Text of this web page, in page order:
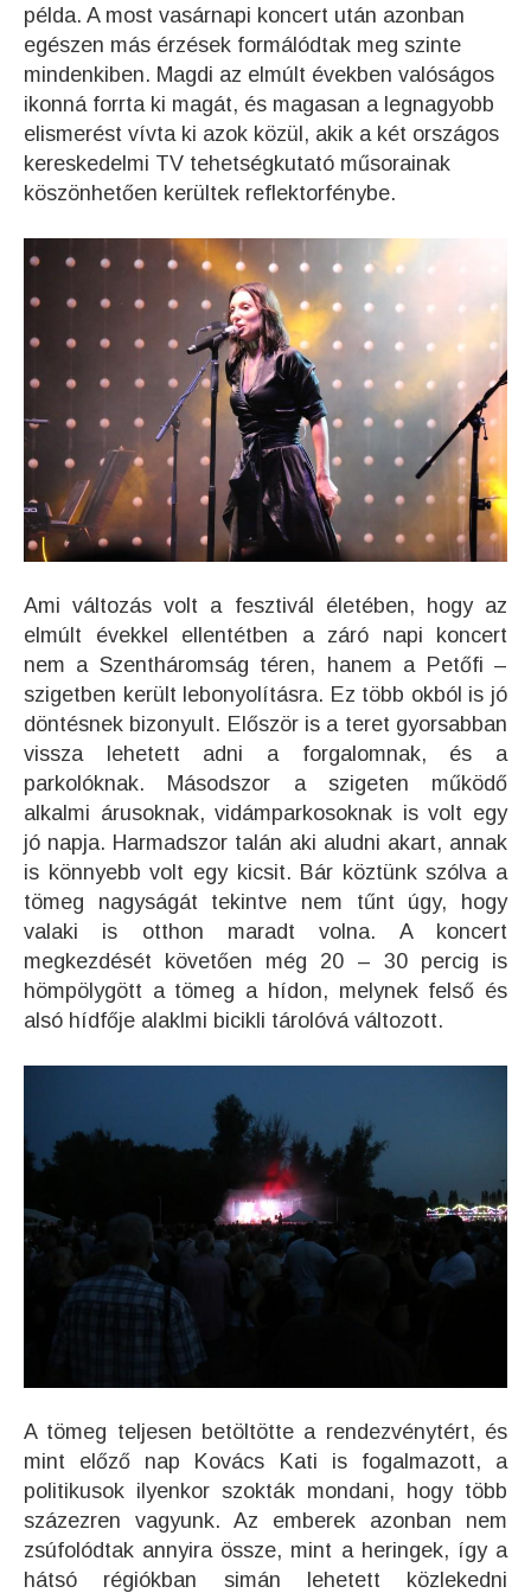
példa. A most vasárnapi koncert után azonban
egészen más érzések formálódtak meg szinte
mindenkiben. Magdi az elmúlt években valóságos
ikonná forrta ki magát, és magasan a legnagyobb
elismerést vívta ki azok közül, akik a két országos
kereskedelmi TV tehetségkutató műsorainak
köszönhetően kerültek reflektorfénybe.
Ami változás volt a fesztivál életében, hogy az
elmúlt évekkel ellentétben a záró napi koncert
nem a Szentháromság téren, hanem a Petőfi –
szigetben került lebonyolításra. Ez több okból is jó
döntésnek bizonyult. Először is a teret gyorsabban
vissza lehetett adni a forgalomnak, és a
parkolóknak. Másodszor a szigeten működő
alkalmi árusoknak, vidámparkosoknak is volt egy
jó napja. Harmadszor talán aki aludni akart, annak
is könnyebb volt egy kicsit. Bár köztünk szólva a
tömeg nagyságát tekintve nem tűnt úgy, hogy
valaki is otthon maradt volna. A koncert
megkezdését követően még 20 – 30 percig is
hömpölygött a tömeg a hídon, melynek felső és
alsó hídfője alaklmi bicikli tárolóvá változott.
A tömeg teljesen betöltötte a rendezvénytért, és
mint előző nap Kovács Kati is fogalmazott, a
politikusok ilyenkor szokták mondani, hogy több
százezren vagyunk. Az emberek azonban nem
zsúfolódtak annyira össze, mint a heringek, így a
hátsó régiókban simán lehetett közlekedni